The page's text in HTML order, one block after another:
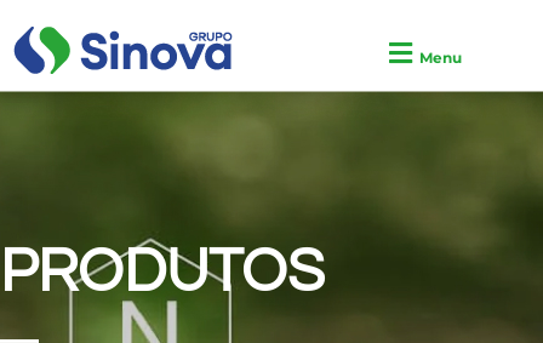
Menu
PRODUTOS